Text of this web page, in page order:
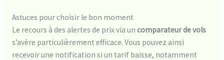
Astuces pour choisir le bon moment
Le recours à des alertes de prix via un comparateur de vols
s’avère particulièrement efficace. Vous pouvez ainsi
recevoir une notification si un tarif baisse, notamment